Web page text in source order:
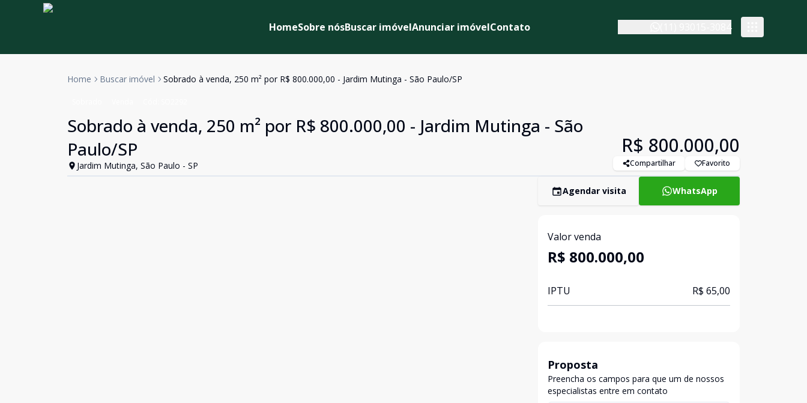
HomeSobre nósBuscar imóvelAnunciar imóvelContato
Home Buscar imóvel Sobrado à venda, 250 m² por R$ 800.000,00 - Jardim Mutinga - São Paulo/SP
Sobrado à venda, 250 m² por R$ 800.000,00 - Jardim Mutinga - São
Paulo/SP
Jardim Mutinga, São Paulo - SP
R$ 800.000,00
Compartilhar Favorito
Agendar visita WhatsApp
Valor venda
R$ 800.000,00
IPTU R$ 65,00
Proposta
Preencha os campos para que um de nossos
especialistas entre em contato